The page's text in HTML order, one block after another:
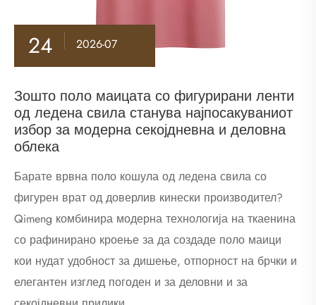
24 2026-07
Зошто поло маицата со фигурирани ленти
од ледена свила станува најпосакуваниот
избор за модерна секојдневна и деловна
облека
Барате врвна поло кошула од ледена свила со
фигурен врат од доверлив кинески производител?
Qimeng комбинира модерна технологија на ткаенина
со рафинирано кроење за да создаде поло маици
кои нудат удобност за дишење, отпорност на брчки и
елегантен изглед погоден и за деловни и за